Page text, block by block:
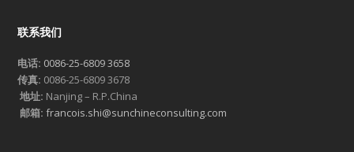
联系我们
电话: 0086-25-6809 3658
传真: 0086-25-6809 3678
地址: Nanjing – R.P.China
邮箱: francois.shi@sunchineconsulting.com